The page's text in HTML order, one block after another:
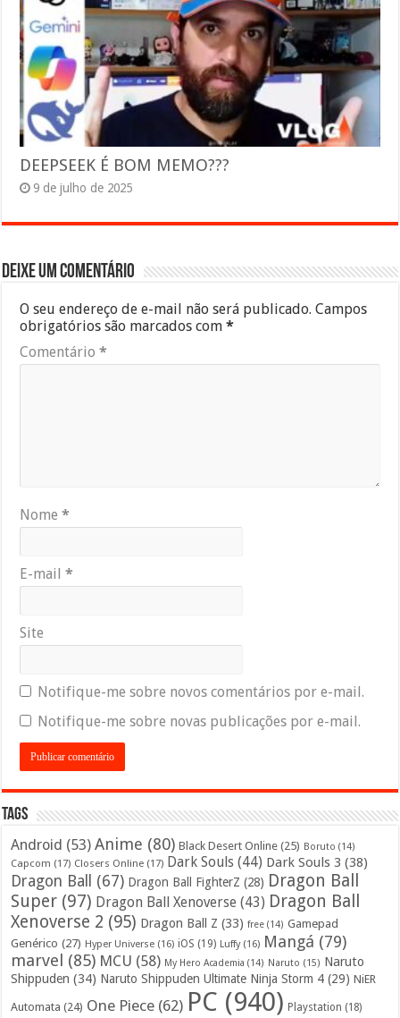
DEEPSEEK É BOM MEMO???
9 de julho de 2025
Deixe um comentário
O seu endereço de e-mail não será publicado. Campos
obrigatórios são marcados com*
Comentário*
Nome*
E-mail*
Site
Notifique-me sobre novos comentários por e-mail.
Notifique-me sobre novas publicações por e-mail.
Tags
Android (53) Anime (80) Black Desert Online (25) Boruto (14)
Capcom (17) Closers Online (17) Dark Souls (44) Dark Souls 3 (38)
Dragon Ball (67) Dragon Ball FighterZ (28) Dragon Ball
Super (97) Dragon Ball Xenoverse (43) Dragon Ball
Xenoverse 2 (95) Dragon Ball Z (33) free (14) Gamepad
Genérico (27) Hyper Universe (16) iOS (19) Luffy(16) Mangá (79)
marvel (85) MCU (58) My Hero Academia (14) Naruto (15) Naruto
Shippuden (34) Naruto Shippuden Ultimate Ninja Storm 4 (29) NiER
Automata (24) One Piece (62) PC (940) Playstation (18)